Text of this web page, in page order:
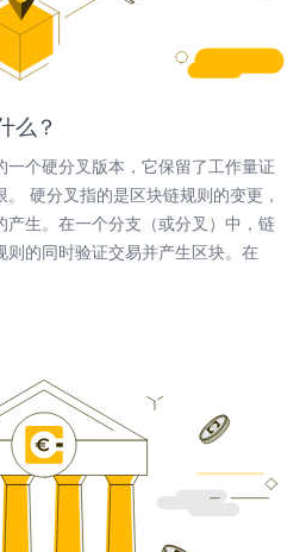
么？
个硬分叉版本，它保留了工作量证
硬分叉指的是区块链规则的变更，
生。在一个分支（或分叉）中，链
则的同时验证交易并产生区块。在